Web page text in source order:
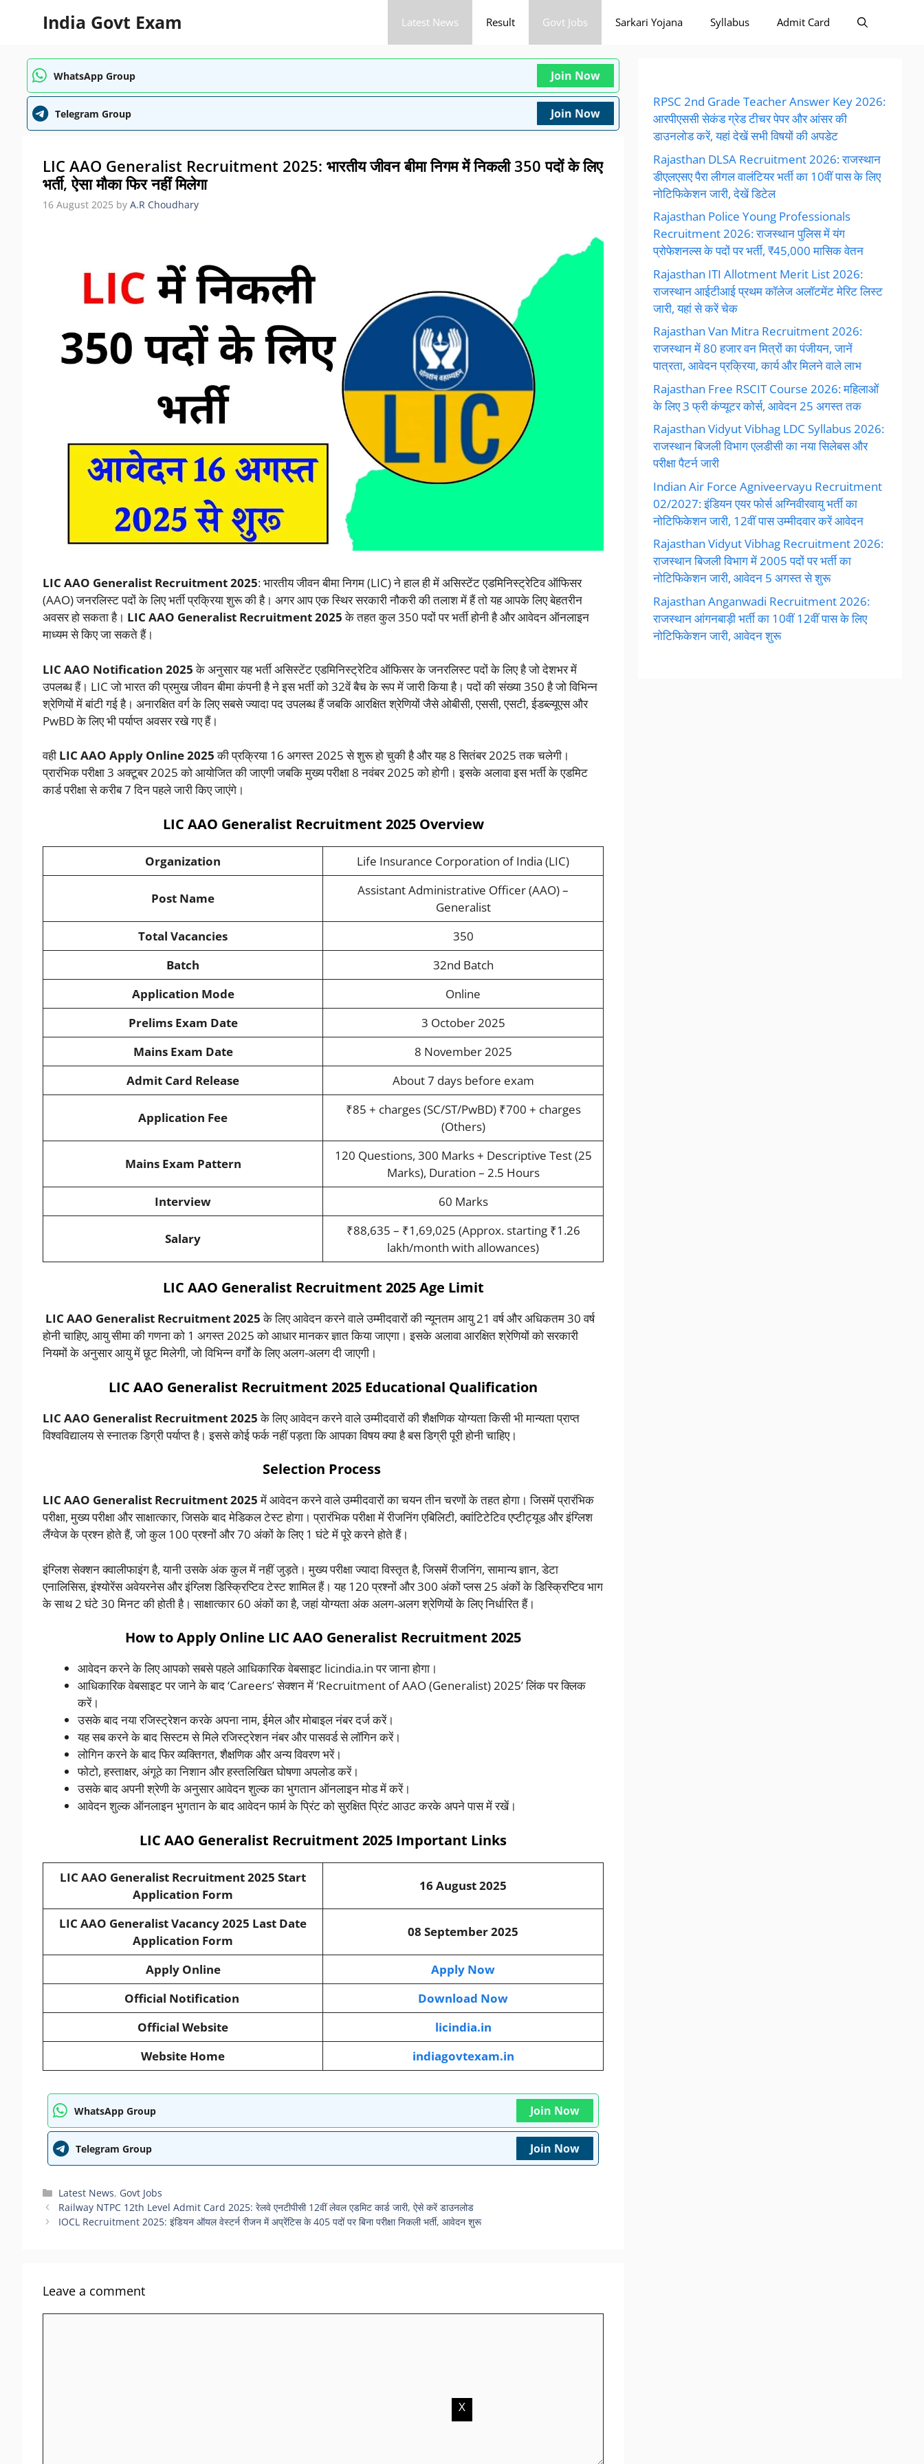
India Govt Exam Latest News Result Govt Jobs Sarkari Yojana Syllabus Admit Card
WhatsApp Group Join Now
Telegram Group Join Now
LIC AAO Generalist Recruitment 2025: भारतीय जीवन बीमा निगम में निकली 350 पदों के लिए
भर्ती, ऐसा मौका फिर नहीं मिलेगा
16 August 2025 by A.R Choudhary
LIC AAO Generalist Recruitment 2025: भारतीय जीवन बीमा निगम (LIC) ने हाल ही में असिस्टेंट एडमिनिस्ट्रेटिव ऑफिसर
(AAO) जनरलिस्ट पदों के लिए भर्ती प्रक्रिया शुरू की है। अगर आप एक स्थिर सरकारी नौकरी की तलाश में हैं तो यह आपके लिए बेहतरीन
अवसर हो सकता है। LIC AAO Generalist Recruitment 2025के तहत कुल 350 पदों पर भर्ती होनी है और आवेदन ऑनलाइन
माध्यम से किए जा सकते हैं।
LIC AAO Notification 2025के अनुसार यह भर्ती असिस्टेंट एडमिनिस्ट्रेटिव ऑफिसर के जनरलिस्ट पदों के लिए है जो देशभर में
उपलब्ध हैं। LIC जो भारत की प्रमुख जीवन बीमा कंपनी है ने इस भर्ती को 32वें बैच के रूप में जारी किया है। पदों की संख्या 350 है जो विभिन्न
श्रेणियों में बांटी गई है। अनारक्षित वर्ग के लिए सबसे ज्यादा पद उपलब्ध हैं जबकि आरक्षित श्रेणियों जैसे ओबीसी, एससी, एसटी, ईडब्ल्यूएस और
PwBD के लिए भी पर्याप्त अवसर रखे गए हैं।
वही LIC AAO Apply Online 2025की प्रक्रिया 16 अगस्त 2025 से शुरू हो चुकी है और यह 8 सितंबर 2025 तक चलेगी।
प्रारंभिक परीक्षा 3 अक्टूबर 2025 को आयोजित की जाएगी जबकि मुख्य परीक्षा 8 नवंबर 2025 को होगी। इसके अलावा इस भर्ती के एडमिट
कार्ड परीक्षा से करीब 7 दिन पहले जारी किए जाएंगे।
LIC AAO Generalist Recruitment 2025 Overview
Organization Life Insurance Corporation of India (LIC)
Post Name
Assistant Administrative Officer (AAO) –
Generalist
Total Vacancies
350
Batch
32nd Batch
Application Mode
Online
Prelims Exam Date
3 October 2025
Mains Exam Date
8 November 2025
Admit Card Release
About 7 days before exam
Application Fee
₹85 + charges (SC/ST/PwBD) ₹700 + charges
(Others)
Mains Exam Pattern
120 Questions, 300 Marks + Descriptive Test (25
Marks), Duration – 2.5 Hours
Interview
60 Marks
Salary
₹88,635 – ₹1,69,025 (Approx. starting ₹1.26
lakh/month with allowances)
LIC AAO Generalist Recruitment 2025 Age Limit
LIC AAO Generalist Recruitment 2025के लिए आवेदन करने वाले उम्मीदवारों की न्यूनतम आयु 21 वर्ष और अधिकतम 30 वर्ष
होनी चाहिए, आयु सीमा की गणना को 1 अगस्त 2025 को आधार मानकर ज्ञात किया जाएगा। इसके अलावा आरक्षित श्रेणियों को सरकारी
नियमों के अनुसार आयु में छूट मिलेगी, जो विभिन्न वर्गों के लिए अलग-अलग दी जाएगी।
LIC AAO Generalist Recruitment 2025 Educational Qualification
LIC AAO Generalist Recruitment 2025के लिए आवेदन करने वाले उम्मीदवारों की शैक्षणिक योग्यता किसी भी मान्यता प्राप्त
विश्वविद्यालय से स्नातक डिग्री पर्याप्त है। इससे कोई फर्क नहीं पड़ता कि आपका विषय क्या है बस डिग्री पूरी होनी चाहिए।
Selection Process
LIC AAO Generalist Recruitment 2025में आवेदन करने वाले उम्मीदवारों का चयन तीन चरणों के तहत होगा। जिसमें प्रारंभिक
परीक्षा, मुख्य परीक्षा और साक्षात्कार, जिसके बाद मेडिकल टेस्ट होगा। प्रारंभिक परीक्षा में रीजनिंग एबिलिटी, क्वांटिटेटिव एप्टीट्यूड और इंग्लिश
लैंग्वेज के प्रश्न होते हैं, जो कुल 100 प्रश्नों और 70 अंकों के लिए 1 घंटे में पूरे करने होते हैं।
इंग्लिश सेक्शन क्वालीफाइंग है, यानी उसके अंक कुल में नहीं जुड़ते। मुख्य परीक्षा ज्यादा विस्तृत है, जिसमें रीजनिंग, सामान्य ज्ञान, डेटा
एनालिसिस, इंश्योरेंस अवेयरनेस और इंग्लिश डिस्क्रिप्टिव टेस्ट शामिल हैं। यह 120 प्रश्नों और 300 अंकों प्लस 25 अंकों के डिस्क्रिप्टिव भाग
के साथ 2 घंटे 30 मिनट की होती है। साक्षात्कार 60 अंकों का है, जहां योग्यता अंक अलग-अलग श्रेणियों के लिए निर्धारित हैं।
How to Apply Online LIC AAO Generalist Recruitment 2025
आवेदन करने के लिए आपको सबसे पहले आधिकारिक वेबसाइट licindia.in पर जाना होगा।
आधिकारिक वेबसाइट पर जाने के बाद ‘Careers’ सेक्शन में ‘Recruitment of AAO (Generalist) 2025’ लिंक पर क्लिक
करें।
उसके बाद नया रजिस्ट्रेशन करके अपना नाम, ईमेल और मोबाइल नंबर दर्ज करें।
यह सब करने के बाद सिस्टम से मिले रजिस्ट्रेशन नंबर और पासवर्ड से लॉगिन करें।
लोगिन करने के बाद फिर व्यक्तिगत, शैक्षणिक और अन्य विवरण भरें।
फोटो, हस्ताक्षर, अंगूठे का निशान और हस्तलिखित घोषणा अपलोड करें।
उसके बाद अपनी श्रेणी के अनुसार आवेदन शुल्क का भुगतान ऑनलाइन मोड में करें।
आवेदन शुल्क ऑनलाइन भुगतान के बाद आवेदन फार्म के प्रिंट को सुरक्षित प्रिंट आउट करके अपने पास में रखें।
LIC AAO Generalist Recruitment 2025 Important Links
LIC AAO Generalist Recruitment 2025 Start
Application Form
16 August 2025
LIC AAO Generalist Vacancy 2025 Last Date
Application Form
08 September 2025
Apply Online
Apply Now
Official Notification
Download Now
Official Website
licindia.in
Website Home
indiagovtexam.in
WhatsApp Group Join Now
Telegram Group Join Now
Categories
Latest News, Govt Jobs
Railway NTPC 12th Level Admit Card 2025: रेलवे एनटीपीसी 12वीं लेवल एडमिट कार्ड जारी, ऐसे करें डाउनलोड
IOCL Recruitment 2025: इंडियन ऑयल वेस्टर्न रीजन में अप्रेंटिस के 405 पदों पर बिना परीक्षा निकली भर्ती, आवेदन शुरू
Leave a comment
RPSC 2nd Grade Teacher Answer Key 2026:
आरपीएससी सेकंड ग्रेड टीचर पेपर और आंसर की
डाउनलोड करें, यहां देखें सभी विषयों की अपडेट
Rajasthan DLSA Recruitment 2026: राजस्थान
डीएलएसए पैरा लीगल वालंटियर भर्ती का 10वीं पास के लिए
नोटिफिकेशन जारी, देखें डिटेल
Rajasthan Police Young Professionals
Recruitment 2026: राजस्थान पुलिस में यंग
प्रोफेशनल्स के पदों पर भर्ती, ₹45,000 मासिक वेतन
Rajasthan ITI Allotment Merit List 2026:
राजस्थान आईटीआई प्रथम कॉलेज अलॉटमेंट मेरिट लिस्ट
जारी, यहां से करें चेक
Rajasthan Van Mitra Recruitment 2026:
राजस्थान में 80 हजार वन मित्रों का पंजीयन, जानें
पात्रता, आवेदन प्रक्रिया, कार्य और मिलने वाले लाभ
Rajasthan Free RSCIT Course 2026: महिलाओं
के लिए 3 फ्री कंप्यूटर कोर्स, आवेदन 25 अगस्त तक
Rajasthan Vidyut Vibhag LDC Syllabus 2026:
राजस्थान बिजली विभाग एलडीसी का नया सिलेबस और
परीक्षा पैटर्न जारी
Indian Air Force Agniveervayu Recruitment
02/2027: इंडियन एयर फोर्स अग्निवीरवायु भर्ती का
नोटिफिकेशन जारी, 12वीं पास उम्मीदवार करें आवेदन
Rajasthan Vidyut Vibhag Recruitment 2026:
राजस्थान बिजली विभाग में 2005 पदों पर भर्ती का
नोटिफिकेशन जारी, आवेदन 5 अगस्त से शुरू
Rajasthan Anganwadi Recruitment 2026:
राजस्थान आंगनबाड़ी भर्ती का 10वीं 12वीं पास के लिए
नोटिफिकेशन जारी, आवेदन शुरू
X